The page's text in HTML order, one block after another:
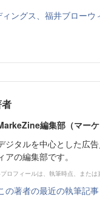
ィングス、福井ブロー
編集部（マーケ
ジタルを中心とした広
アの編集部です。
ロフィールは、執筆時点、また
の著者の最近の執筆記事